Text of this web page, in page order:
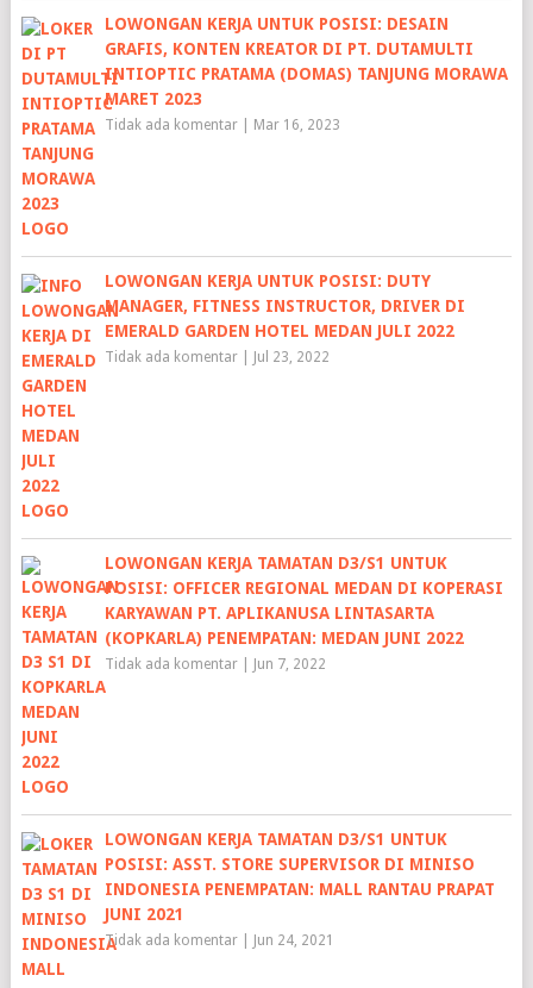
LOWONGAN KERJA UNTUK POSISI: DESAIN
GRAFIS, KONTEN KREATOR DI PT. DUTAMULTI
INTIOPTIC PRATAMA (DOMAS) TANJUNG MORAWA
MARET 2023
Tidak ada komentar| Mar 16, 2023
LOWONGAN KERJA UNTUK POSISI: DUTY
MANAGER, FITNESS INSTRUCTOR, DRIVER DI
EMERALD GARDEN HOTEL MEDAN JULI 2022
Tidak ada komentar| Jul 23, 2022
LOWONGAN KERJA TAMATAN D3/S1 UNTUK
POSISI: OFFICER REGIONAL MEDAN DI KOPERASI
KARYAWAN PT. APLIKANUSA LINTASARTA
(KOPKARLA) PENEMPATAN: MEDAN JUNI 2022
Tidak ada komentar| Jun 7, 2022
LOWONGAN KERJA TAMATAN D3/S1 UNTUK
POSISI: ASST. STORE SUPERVISOR DI MINISO
INDONESIA PENEMPATAN: MALL RANTAU PRAPAT
JUNI 2021
Tidak ada komentar| Jun 24, 2021